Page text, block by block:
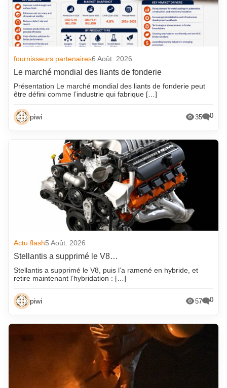
fournisseurs partenaires6 Août. 2026
Le marché mondial des liants de fonderie
Présentation Le marché mondial des liants de fonderie peut
être défini comme l’industrie qui fabrique […]
piwi 35 0
Actu flash5 Août. 2026
Stellantis a supprimé le V8…
Stellantis a supprimé le V8, puis l’a ramené en hybride, et
retire maintenant l’hybridation : […]
piwi 57 0